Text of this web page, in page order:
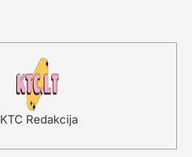
KTC Redakcija